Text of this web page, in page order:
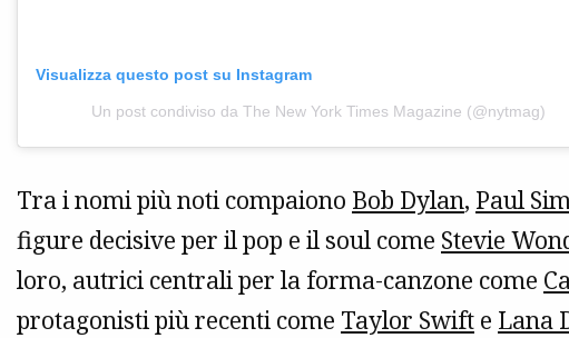
Visualizza questo post su Instagram
Un post condiviso da The New York Times Magazine (@nytmag)
Tra i nomi più noti compaiono Bob Dylan, Paul
figure decisive per il pop e il soul come Stevie
loro, autrici centrali per la forma-canzone come
protagonisti più recenti come Taylor Swift e Lana